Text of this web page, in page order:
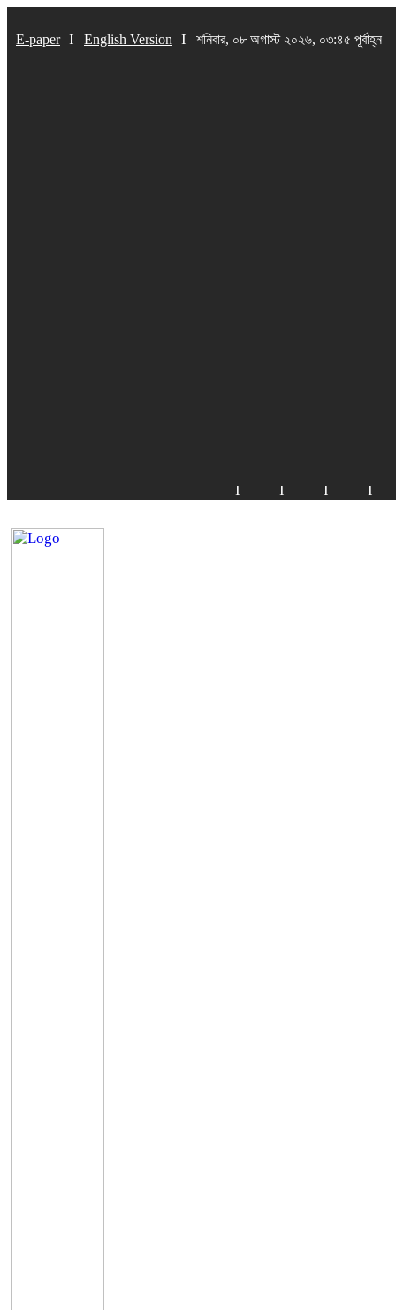
E-paper English Version শনিবার, ০৮ অগাস্ট ২০২৬, ০৩:৪৫ পূর্বাহ্ন